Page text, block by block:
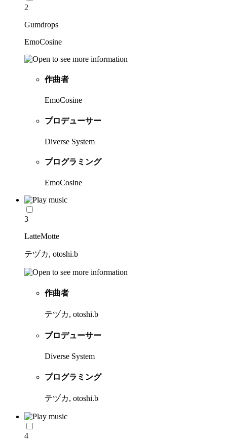
2
Gumdrops
EmoCosine
作曲者
EmoCosine
プロデューサー
Diverse System
プログラミング
EmoCosine
3
LatteMotte
テヅカ, otoshi.b
作曲者
テヅカ, otoshi.b
プロデューサー
Diverse System
プログラミング
テヅカ, otoshi.b
4